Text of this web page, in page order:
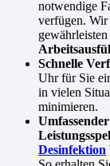
notwendige
verfügen. Wir
gewährleisten
Schnelle
Uhr für Sie
in vielen
minimieren.
Desinfektion